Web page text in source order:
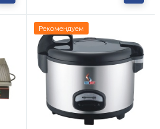
Рекомендуем